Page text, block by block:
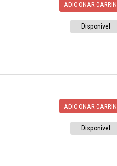
ADICIONAR
Disponivel
ADICIONAR
Disponivel